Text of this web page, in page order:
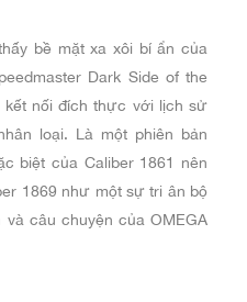
bề mặt xa xôi bí ẩn của
Dark Side of the
kết nối đích thực với lịch sử
loại. Là một phiên bản
biệt của Caliber 1861 nên
1869 như một sự tri ân bộ
và câu chuyện của OMEGA